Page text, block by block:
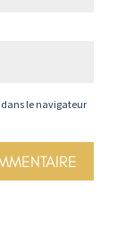
le navigateur